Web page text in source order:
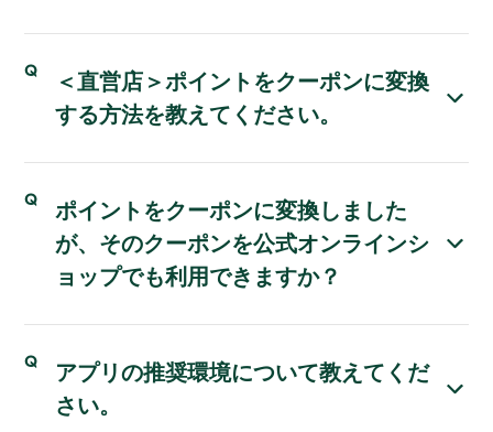
＜直営店＞ポイントをクーポンに変換
する方法を教えてください。
ポイントをクーポンに変換しました
が、そのクーポンを公式オンラインシ
ョップでも利用できますか？
アプリの推奨環境について教えてくだ
さい。